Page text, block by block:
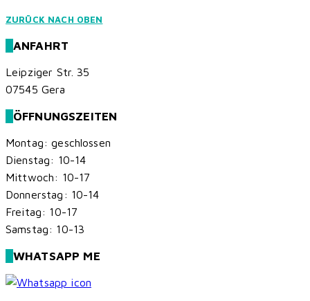
ZURÜCK NACH OBEN
ANFAHRT
Leipziger Str. 35
07545 Gera
ÖFFNUNGSZEITEN
Montag: geschlossen
Dienstag: 10-14
Mittwoch: 10-17
Donnerstag: 10-14
Freitag: 10-17
Samstag: 10-13
WHATSAPP ME